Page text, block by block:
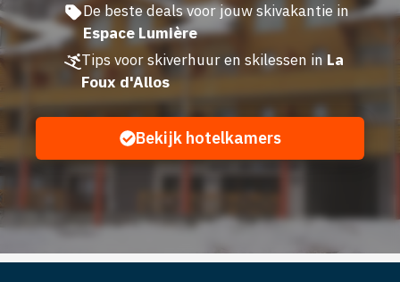
De beste deals voor jouw skivakantie in
Espace Lumière
Tips voor skiverhuur en skilessen in La
Foux d'Allos
Bekijk hotelkamers